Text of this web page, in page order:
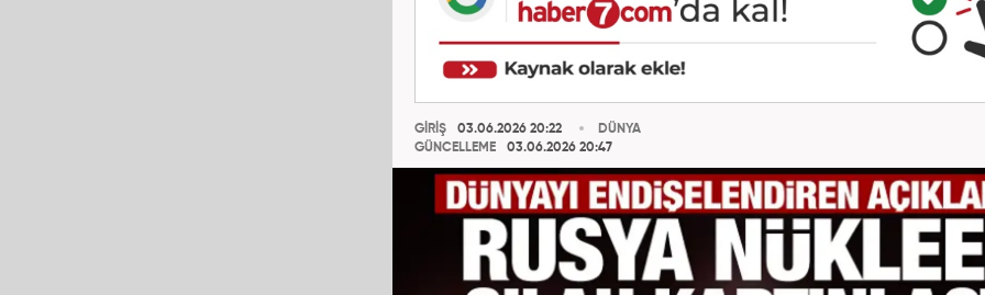
GİRİŞ
03.06.2026 20:22
GÜNCELLEME
03.06.2026 20:47
DÜNYA